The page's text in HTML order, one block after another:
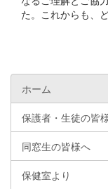
た。これからも、
ホーム
保護者・生徒の皆
同窓生の皆様へ
保健室より